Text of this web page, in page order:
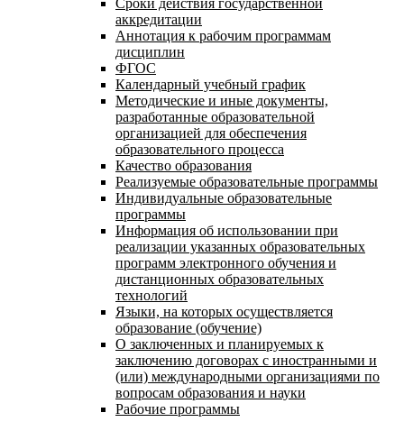
Сроки действия государственной
аккредитации
Аннотация к рабочим программам
дисциплин
ФГОС
Календарный учебный график
Методические и иные документы,
разработанные образовательной
организацией для обеспечения
образовательного процесса
Качество образования
Реализуемые образовательные программы
Индивидуальные образовательные
программы
Информация об использовании при
реализации указанных образовательных
программ электронного обучения и
дистанционных образовательных
технологий
Языки, на которых осуществляется
образование (обучение)
О заключенных и планируемых к
заключению договорах с иностранными и
(или) международными организациями по
вопросам образования и науки
Рабочие программы